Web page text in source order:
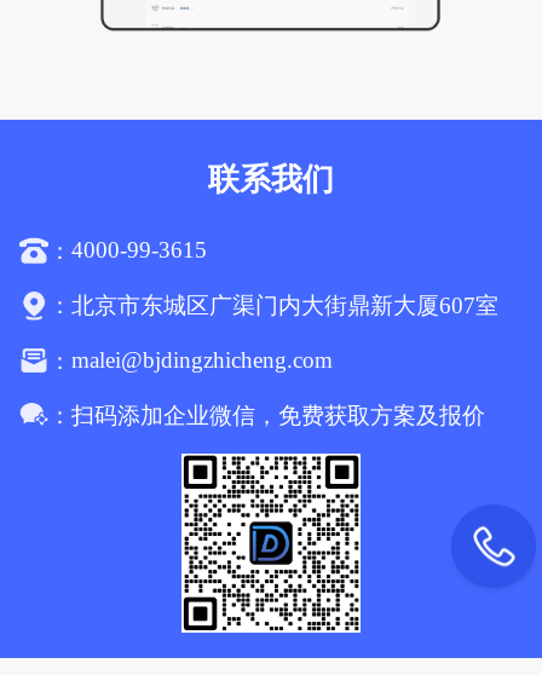
联系我们
：4000-99-3615
：北京市东城区广渠门内大街鼎新大厦607室
：malei@bjdingzhicheng.com
：扫码添加企业微信，免费获取方案及报价